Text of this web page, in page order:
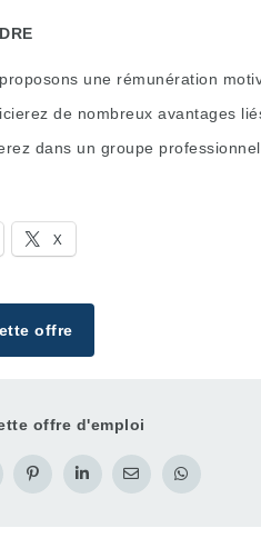
une rémunération
de nombreux avantages
dans un groupe
X
offre
offre d'emploi